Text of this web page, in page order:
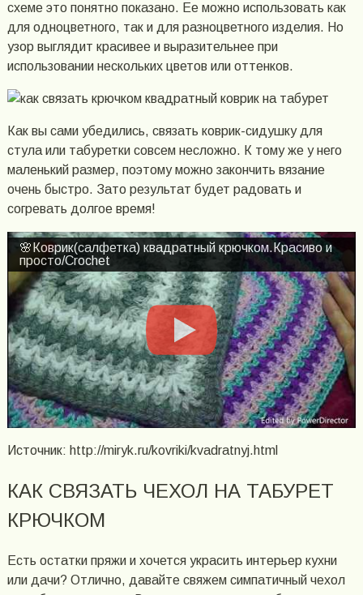
схеме это понятно показано. Ее можно использовать как
для одноцветного, так и для разноцветного изделия. Но
узор выглядит красивее и выразительнее при
использовании нескольких цветов или оттенков.
Как вы сами убедились, связать коврик-сидушку для
стула или табуретки совсем несложно. К тому же у него
маленький размер, поэтому можно закончить вязание
очень быстро. Зато результат будет радовать и
согревать долгое время!
🌸Коврик(салфетка) квадратный крючком.Красиво и
просто/Crochet
Источник: http://miryk.ru/kovriki/kvadratnyj.html
КАК СВЯЗАТЬ ЧЕХОЛ НА ТАБУРЕТ
КРЮЧКОМ
Есть остатки пряжи и хочется украсить интерьер кухни
или дачи? Отлично, давайте свяжем симпатичный чехол